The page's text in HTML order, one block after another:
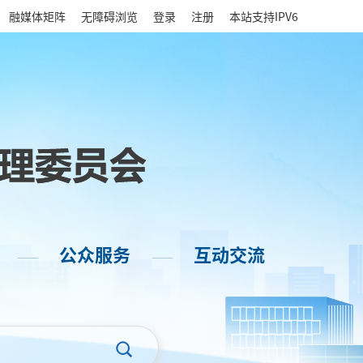
融媒体矩阵 无障碍浏览 登录 注册 本站支持IPV6
—— 公众服务 —— 互动交流